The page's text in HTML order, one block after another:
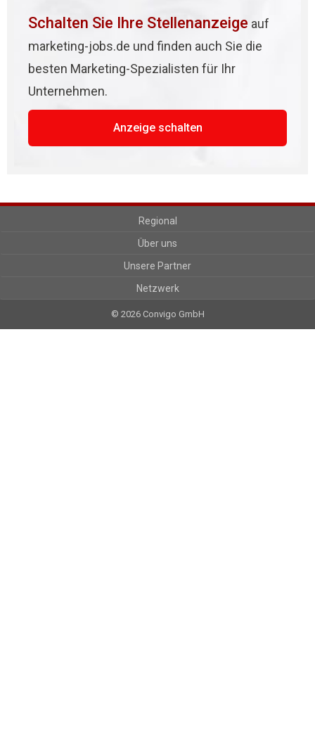
Schalten Sie Ihre Stellenanzeige auf
marketing-jobs.de und finden auch Sie die
besten Marketing-Spezialisten für Ihr
Unternehmen.
Anzeige schalten
Regional
Über uns
Unsere Partner
Netzwerk
© 2026 Convigo GmbH